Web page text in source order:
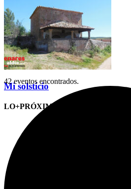
Mi solsticio
LO+PRÓXIMO (CITAS)
42 eventos encontrados.